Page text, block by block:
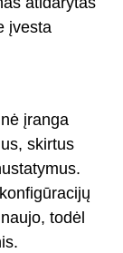
įvesta
įranga
skirtus
todėl